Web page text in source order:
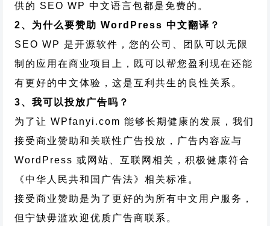
供的 SEO WP 中文语言包都是免费的。
2、为什么要赞助 WordPress 中文翻译？
SEO WP 是开源软件，您的公司、团队可以无限
制的应用在商业项目上，既可以帮您盈利现在还能
有更好的中文体验，这是互利共生的良性关系。
3、我可以投放广告吗？
为了让 WPfanyi.com 能够长期健康的发展，我们
接受商业赞助和关联性广告投放，广告内容应与
WordPress 或网站、互联网相关，积极健康符合
《中华人民共和国广告法》相关标准。
接受商业赞助是为了更好的为所有中文用户服务，
但宁缺毋滥欢迎优质广告商联系。